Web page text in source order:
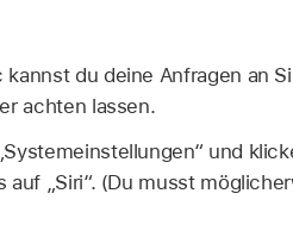
du deine Anfragen an
achten lassen.
und
„Siri“. (Du musst